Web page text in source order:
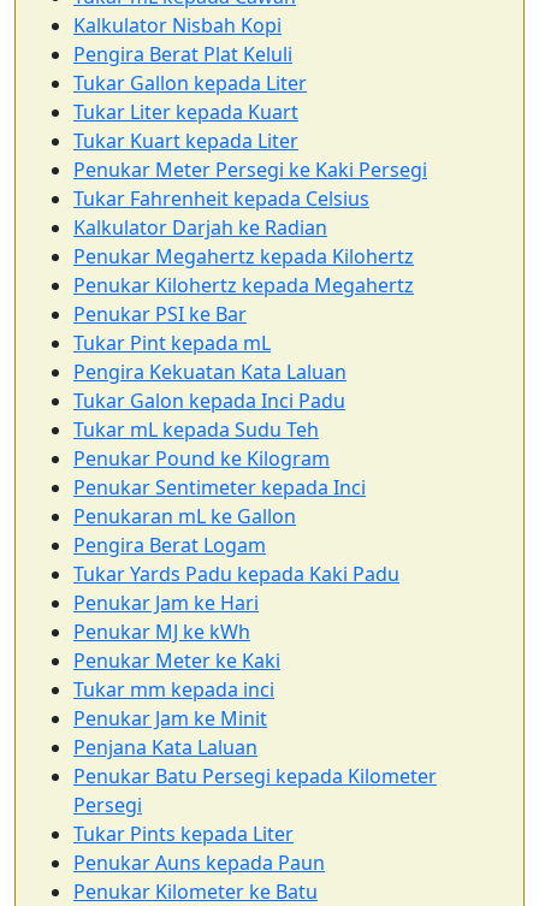
Kalkulator Nisbah Kopi
Pengira Berat Plat Keluli
Tukar Gallon kepada Liter
Tukar Liter kepada Kuart
Tukar Kuart kepada Liter
Penukar Meter Persegi ke Kaki Persegi
Tukar Fahrenheit kepada Celsius
Kalkulator Darjah ke Radian
Penukar Megahertz kepada Kilohertz
Penukar Kilohertz kepada Megahertz
Penukar PSI ke Bar
Tukar Pint kepada mL
Pengira Kekuatan Kata Laluan
Tukar Galon kepada Inci Padu
Tukar mL kepada Sudu Teh
Penukar Pound ke Kilogram
Penukar Sentimeter kepada Inci
Penukaran mL ke Gallon
Pengira Berat Logam
Tukar Yards Padu kepada Kaki Padu
Penukar Jam ke Hari
Penukar MJ ke kWh
Penukar Meter ke Kaki
Tukar mm kepada inci
Penukar Jam ke Minit
Penjana Kata Laluan
Penukar Batu Persegi kepada Kilometer
Persegi
Tukar Pints kepada Liter
Penukar Auns kepada Paun
Penukar Kilometer ke Batu